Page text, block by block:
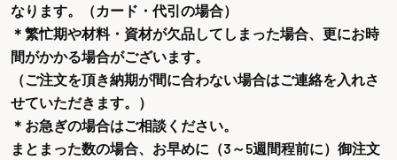
なります。（カード・代引の場合）
＊繁忙期や材料・資材が欠品してしまった場合、更にお時
間がかかる場合がございます。
（ご注文を頂き納期が間に合わない場合はご連絡を入れさ
せていただきます。）
＊お急ぎの場合はご相談ください。
まとまった数の場合、お早めに（3～5週間程前に）御注文